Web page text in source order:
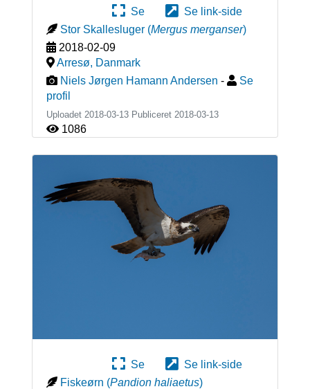
Se
Se link-side
Stor Skallesluger (Mergus merganser)
2018-02-09
Arresø, Danmark
Niels Jørgen Hamann Andersen -
Se
profil
Uploadet 2018-03-13 Publiceret 2018-03-13
1086
Se
Se link-side
Fiskeørn (Pandion haliaetus)